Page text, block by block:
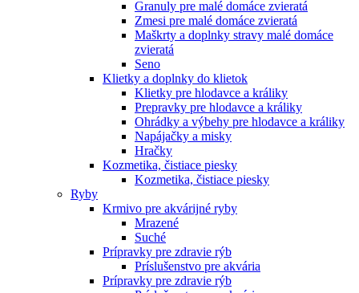
Granuly pre malé domáce zvieratá
Zmesi pre malé domáce zvieratá
Maškrty a doplnky stravy malé domáce
zvieratá
Seno
Klietky a doplnky do klietok
Klietky pre hlodavce a králiky
Prepravky pre hlodavce a králiky
Ohrádky a výbehy pre hlodavce a králiky
Napájačky a misky
Hračky
Kozmetika, čistiace piesky
Kozmetika, čistiace piesky
Ryby
Krmivo pre akvárijné ryby
Mrazené
Suché
Prípravky pre zdravie rýb
Príslušenstvo pre akvária
Prípravky pre zdravie rýb